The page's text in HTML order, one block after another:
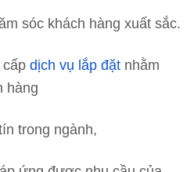
sóc khách hàng xuất sắc.
cấp dịch vụ lắp đặt nhằm
hàng
trong ngành,